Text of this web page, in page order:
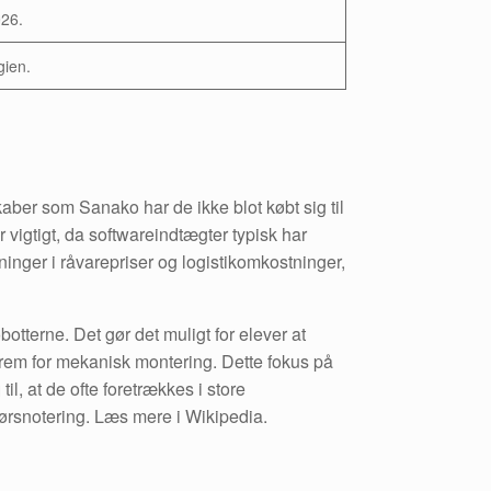
som Sanako har de ikke blot købt sig til
vigtigt, da softwareindtægter typisk har
i råvarepriser og logistikomkostninger,
Det gør det muligt for elever at
for mekanisk montering. Dette fokus på
at de ofte foretrækkes i store
Læs mere i Wikipedia.